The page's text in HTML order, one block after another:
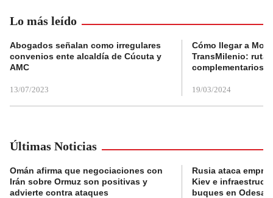
Lo más leído
Abogados señalan como irregulares
convenios ente alcaldía de Cúcuta y
AMC
13/07/2023
Cómo llegar a
TransMilenio:
complementarios
19/03/2024
Últimas Noticias
Omán afirma que negociaciones con
Irán sobre Ormuz son positivas y
advierte contra ataques
Rusia ataca
Kiev e
buques en Odesa